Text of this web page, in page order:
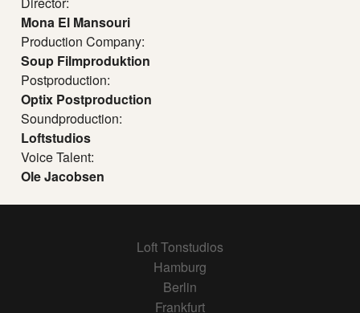
Mona El Mansouri
Production Company:
Soup Filmproduktion
Postproduction:
Optix Postproduction
Soundproduction:
Loftstudios
Voice Talent:
Ole Jacobsen
Loft Tonstudios
Hamburg
Berlin
Frankfurt